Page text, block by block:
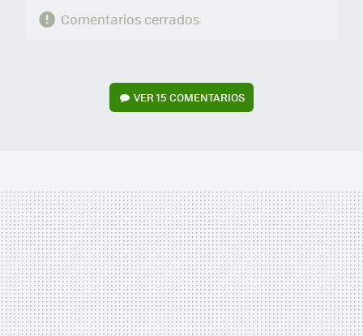
Comentarios cerrados
VER15 COMENTARIOS